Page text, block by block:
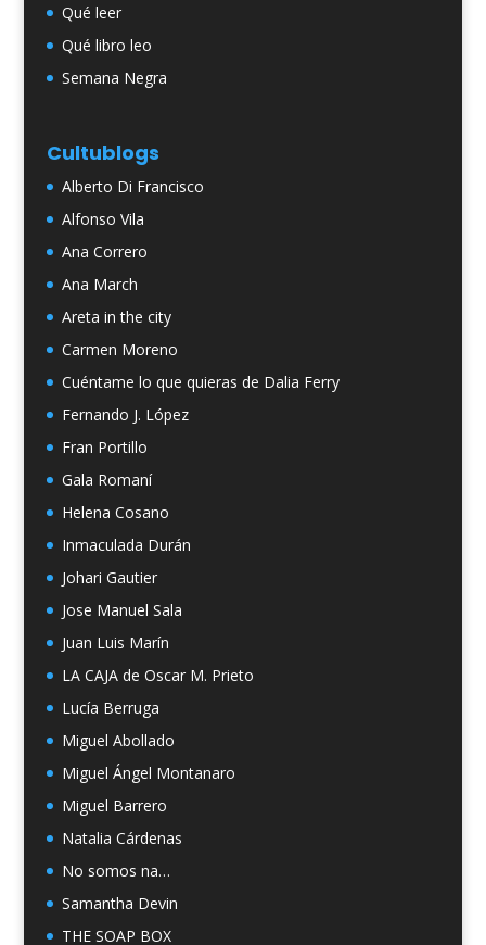
Qué leer
Qué libro leo
Semana Negra
Cultublogs
Alberto Di Francisco
Alfonso Vila
Ana Correro
Ana March
Areta in the city
Carmen Moreno
Cuéntame lo que quieras de Dalia Ferry
Fernando J. López
Fran Portillo
Gala Romaní
Helena Cosano
Inmaculada Durán
Johari Gautier
Jose Manuel Sala
Juan Luis Marín
LA CAJA de Oscar M. Prieto
Lucía Berruga
Miguel Abollado
Miguel Ángel Montanaro
Miguel Barrero
Natalia Cárdenas
No somos na…
Samantha Devin
THE SOAP BOX